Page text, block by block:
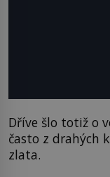
Dříve šlo totiž o
často z drahých
zlata.